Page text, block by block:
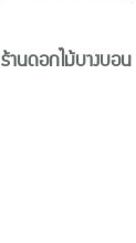
ร้านดอกไม้บางบอน